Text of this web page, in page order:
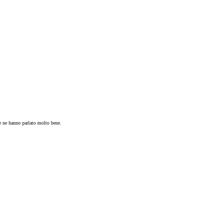
hanno parlato molto bene.